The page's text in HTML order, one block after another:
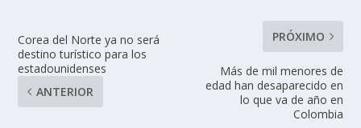
Corea del Norte ya no será
destino turístico para los
estadounidenses
ANTERIOR
PRÓXIMO
Más de mil menores de
edad han desaparecido en
lo que va de año en
Colombia